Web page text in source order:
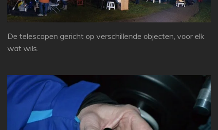
De telescopen gericht op verschillende objecten, voor elk
wat wils.